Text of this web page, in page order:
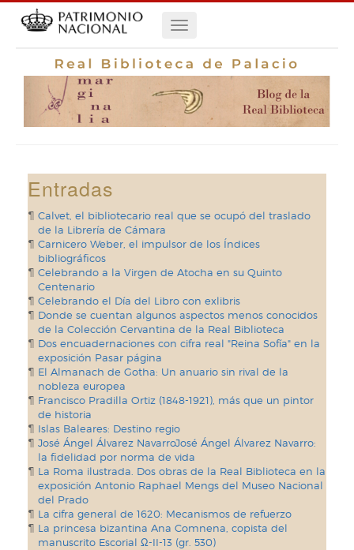
Navegación
principal
Entradas
Calvet, el bibliotecario real que se ocupó del traslado
de la Librería de Cámara
Carnicero Weber, el impulsor de los Índices
bibliográficos
Celebrando a la Virgen de Atocha en su Quinto
Centenario
Celebrando el Día del Libro con exlibris
Donde se cuentan algunos aspectos menos conocidos
de la Colección Cervantina de la Real Biblioteca
Dos encuadernaciones con cifra real "Reina Sofía" en la
exposición Pasar página
El Almanach de Gotha: Un anuario sin rival de la
nobleza europea
Francisco Pradilla Ortiz (1848-1921), más que un pintor
de historia
Islas Baleares: Destino regio
José Ángel Álvarez NavarroJosé Ángel Álvarez Navarro:
la fidelidad por norma de vida
La Roma ilustrada. Dos obras de la Real Biblioteca en la
exposición Antonio Raphael Mengs del Museo Nacional
del Prado
La cifra general de 1620: Mecanismos de refuerzo
La princesa bizantina Ana Comnena, copista del
manuscrito Escorial Ω-II-13 (gr. 530)